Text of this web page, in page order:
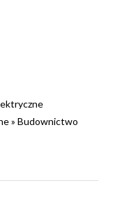
» Budownictwo